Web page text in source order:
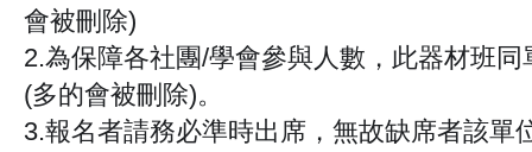
會被刪除)
2.為保障各社團/學會參與人數，此器材班
(多的會被刪除)。
3.報名者請務必準時出席，無故缺席者該單